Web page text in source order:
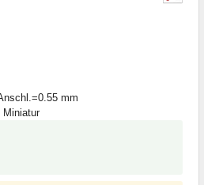
mm
Miniatur